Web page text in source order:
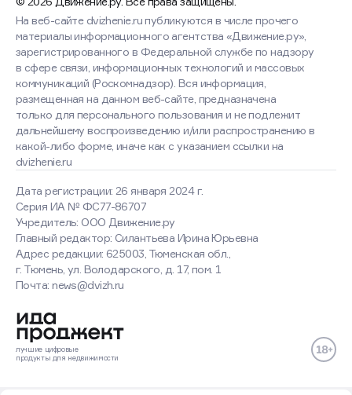
Дата регистрации: 26 января 2024 г.
Серия ИА № ФС77-86707
Учредитель: ООО Движение.ру
Главный редактор: Силантьева Ирина Юрьевна
Адрес редакции: 625003, Тюменская обл.,
г. Тюмень, ул. Володарского, д. 17, пом. 1
Почта: news@dvizh.ru
На веб-сайте dvizhenie.ru публикуются в числе прочего
материалы информационного агентства «Движение.ру»,
зарегистрированного в Федеральной службе по надзору
в сфере связи, информационных технологий и массовых
коммуникаций (Роскомнадзор). Вся информация,
размещенная на данном веб-сайте, предназначена
только для персонального пользования и не подлежит
дальнейшему воспроизведению и/или распространению в
какой-либо форме, иначе как с указанием ссылки на
dvizhenie.ru
лучшие цифровые
продукты для недвижимости